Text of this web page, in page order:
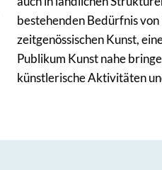
bestehenden Bedürfnis
zeitgenössischen Kunst,
Publikum Kunst nahe
künstlerische Aktivitäten